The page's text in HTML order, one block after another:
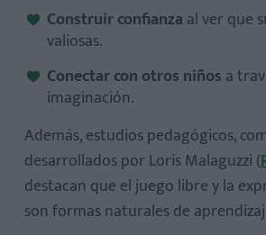
3. Introduce materiales artísticos y
5. Usa preguntas abiertas
¿Cuánto tiempo debo dedicar a
mi hijo?
Construir confianza al ver que
valiosas.
Conectar con otros niños a
imaginación.
Además, estudios pedagógicos,
desarrollados por Loris Malaguzzi (
destacan que el juego libre y la
son formas naturales de